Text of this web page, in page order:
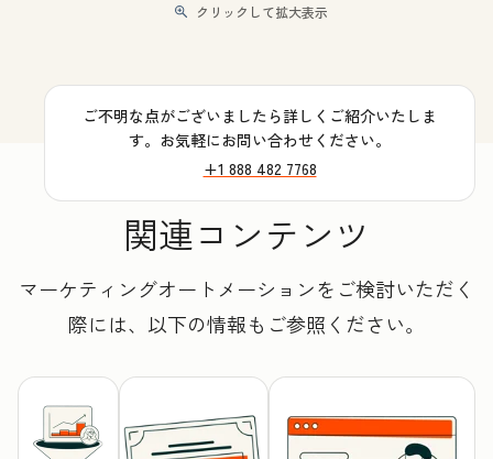
クリックして拡大表示
ご不明な点がございましたら詳しくご紹介いたしま
す。お気軽にお問い合わせください。
+1 888 482 7768
関連コンテンツ
マーケティングオートメーションをご検討いただく
際には、以下の情報もご参照ください。